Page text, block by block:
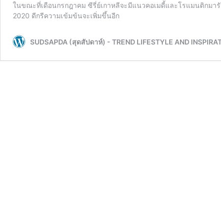
ในขณะที่เดือนกรกฎาคม ซีรี่ย์เกาหลีจะมีแนวคอเมดี้และโรแมนติกมา
2020 ดีกรีความเข้มข้นจะเพิ่มขึ้นอีก
SUDSAPDA (สุดสัปดาห์) - TREND LIFESTYLE AND